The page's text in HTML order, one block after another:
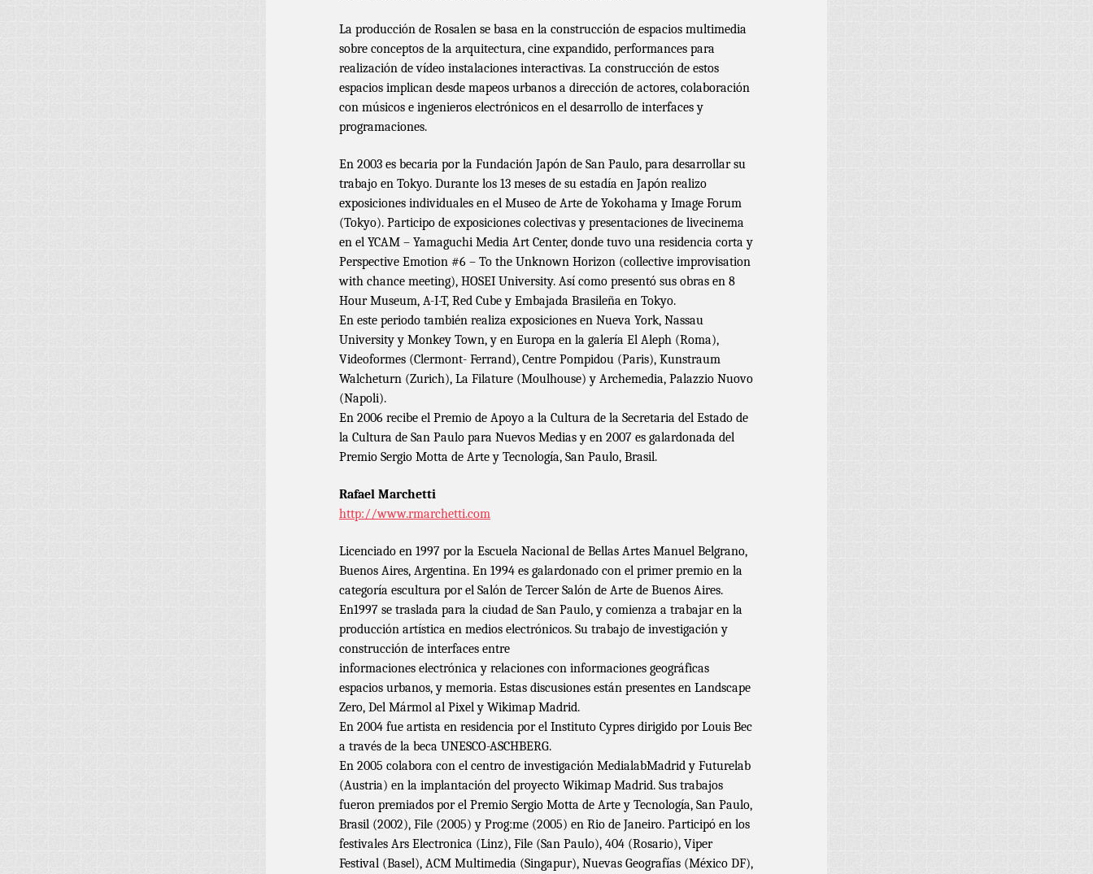
La producción de Rosalen se basa en la construcción de espacios multimedia
sobre conceptos de la arquitectura, cine expandido, performances para
realización de vídeo instalaciones interactivas. La construcción de estos
espacios implican desde mapeos urbanos a dirección de actores, colaboración
con músicos e ingenieros electrónicos en el desarrollo de interfaces y
programaciones.
En 2003 es becaria por la Fundación Japón de San Paulo, para desarrollar su
trabajo en Tokyo. Durante los 13 meses de su estadía en Japón realizo
exposiciones individuales en el Museo de Arte de Yokohama y Image Forum
(Tokyo). Participo de exposiciones colectivas y presentaciones de livecinema
en el YCAM – Yamaguchi Media Art Center, donde tuvo una residencia corta y
Perspective Emotion #6 – To the Unknown Horizon (collective improvisation
with chance meeting), HOSEI University. Así como presentó sus obras en 8
Hour Museum, A-I-T, Red Cube y Embajada Brasileña en Tokyo.
En este periodo también realiza exposiciones en Nueva York, Nassau
University y Monkey Town, y en Europa en la galería El Aleph (Roma),
Videoformes (Clermont- Ferrand), Centre Pompidou (Paris), Kunstraum
Walcheturn (Zurich), La Filature (Moulhouse) y Archemedia, Palazzio Nuovo
(Napoli).
En 2006 recibe el Premio de Apoyo a la Cultura de la Secretaria del Estado de
la Cultura de San Paulo para Nuevos Medias y en 2007 es galardonada del
Premio Sergio Motta de Arte y Tecnología, San Paulo, Brasil.
Rafael Marchetti
http://www.rmarchetti.com
Licenciado en 1997 por la Escuela Nacional de Bellas Artes Manuel Belgrano,
Buenos Aires, Argentina. En 1994 es galardonado con el primer premio en la
categoría escultura por el Salón de Tercer Salón de Arte de Buenos Aires.
En1997 se traslada para la ciudad de San Paulo, y comienza a trabajar en la
producción artística en medios electrónicos. Su trabajo de investigación y
construcción de interfaces entre
informaciones electrónica y relaciones con informaciones geográficas
espacios urbanos, y memoria. Estas discusiones están presentes en Landscape
Zero, Del Mármol al Pixel y Wikimap Madrid.
En 2004 fue artista en residencia por el Instituto Cypres dirigido por Louis Bec
a través de la beca UNESCO-ASCHBERG.
En 2005 colabora con el centro de investigación MedialabMadrid y Futurelab
(Austria) en la implantación del proyecto Wikimap Madrid. Sus trabajos
fueron premiados por el Premio Sergio Motta de Arte y Tecnología, San Paulo,
Brasil (2002), File (2005) y Prog:me (2005) en Rio de Janeiro. Participó en los
festivales Ars Electronica (Linz), File (San Paulo), 404 (Rosario), Viper
Festival (Basel), ACM Multimedia (Singapur), Nuevas Geografías (México DF),